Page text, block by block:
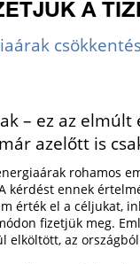
A
– ez az
azelőtt is
kérdést ennek
érték el a céljukat,
fizetjük meg.
elköltött, az